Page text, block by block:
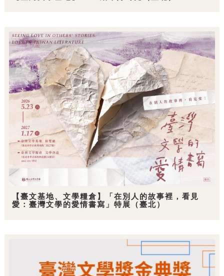
【臺文基地、文學糧倉】「在別人的故事裡，看見
愛：臺灣文學的愛情書寫」特展（臺北）